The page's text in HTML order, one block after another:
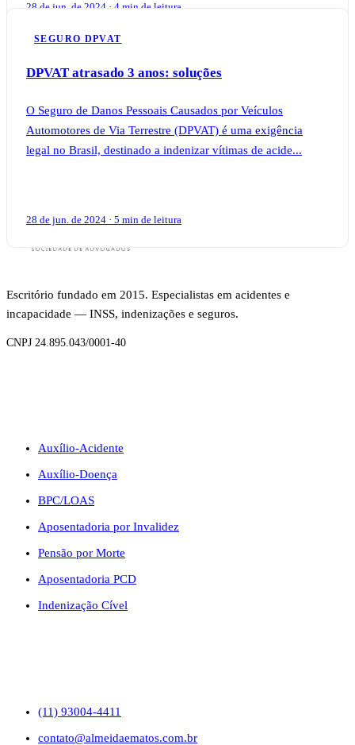
28 de jun. de 2024 · 4 min de leitura
SEGURO DPVAT
DPVAT atrasado 3 anos: soluções
O Seguro de Danos Pessoais Causados por Veículos
Automotores de Via Terrestre (DPVAT) é uma exigência
legal no Brasil, destinado a indenizar vítimas de acide...
28 de jun. de 2024 · 5 min de leitura
Escritório fundado em 2015. Especialistas em acidentes e
incapacidade — INSS, indenizações e seguros.
CNPJ 24.895.043/0001-40
Auxílio-Acidente
Auxílio-Doença
BPC/LOAS
Aposentadoria por Invalidez
Pensão por Morte
Aposentadoria PCD
Indenização Cível
(11) 93004-4411
contato@almeidaematos.com.br